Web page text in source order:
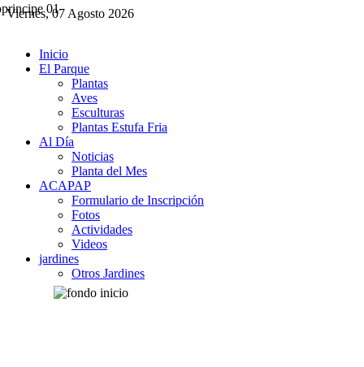
Viernes, 07 Agosto 2026
Inicio
El Parque
Plantas
Aves
Esculturas
Plantas Estufa Fria
Al Día
Noticias
Planta del Mes
ACAPAP
Formulario de Inscripción
Fotos
Actividades
Videos
jardines
Otros Jardines